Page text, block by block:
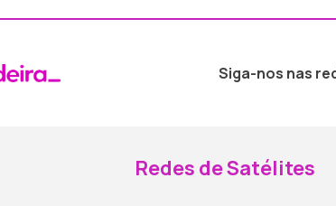
Siga-nos nas
Redes de Satélites